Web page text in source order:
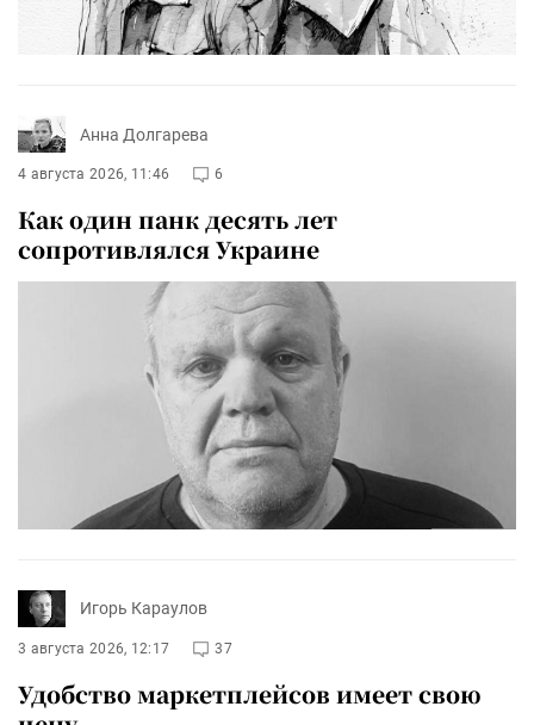
Анна Долгарева
4 августа 2026, 11:46 6
Как один панк десять лет
сопротивлялся Украине
Игорь Караулов
3 августа 2026, 12:17 37
Удобство маркетплейсов имеет свою